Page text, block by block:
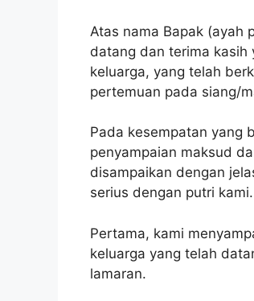
Atas nama Bapak (ayah
datang dan terima kasih
keluarga, yang telah
pertemuan pada siang/
Pada kesempatan yang
penyampaian maksud
disampaikan dengan
serius dengan putri kami.
Pertama, kami
keluarga yang telah
lamaran.